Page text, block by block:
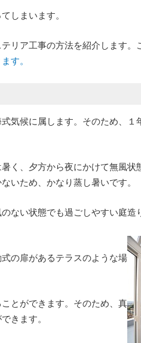
しまいます。
リア工事の方法を紹介します。
す。
気候に属します。そのため、１
く、夕方から夜にかけて無風状
いため、かなり蒸し暑いです。
ない状態でも過ごしやすい庭造
の扉があるテラスのような場
とができます。そのため、真
きます。